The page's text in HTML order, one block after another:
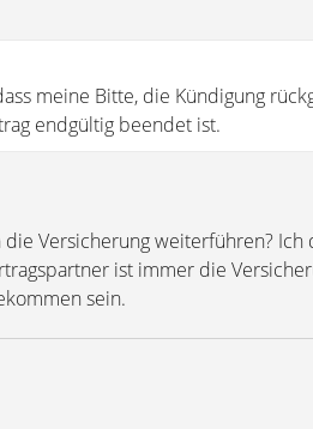
meine Bitte, die Kündigung
endgültig beendet ist.
Versicherung weiterführen? Ich
ist immer die
sein.